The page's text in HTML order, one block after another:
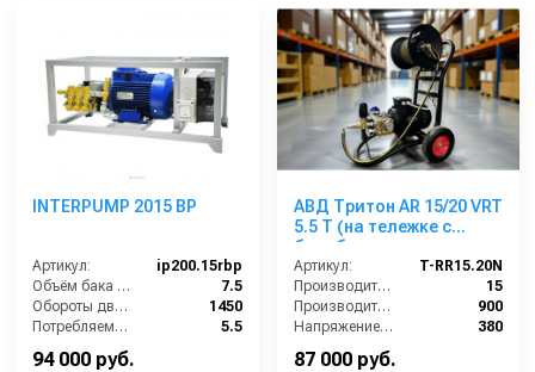
INTERPUMP 2015 BP
Артикул:
ip200.15rbp
Объём бака для моющего средства (л):
7.5
Обороты двигателя (об/мин):
1450
Потребляемая мощность (кВт):
5.5
94 000 руб.
АВД Тритон AR 15/20 VRT
5.5 T (на тележке с
барабаном, электрика с
термозащитой )
Артикул:
T-RR15.20N
Производительность (л/мин):
15
Производительность (л/ч):
900
Напряжение (В):
380
Рабочее давление (бар):
87 000 руб.